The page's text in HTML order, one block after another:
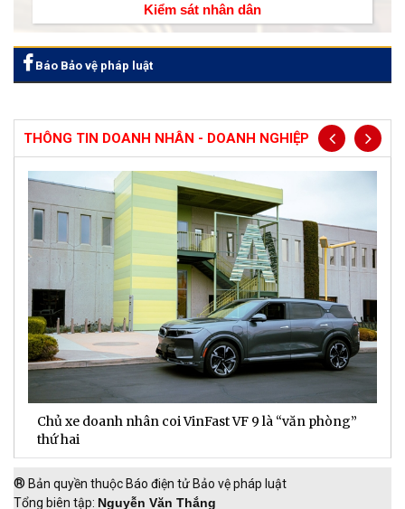
Kiểm sát nhân dân
Báo Bảo vệ pháp luật
THÔNG TIN DOANH NHÂN - DOANH NGHIỆP
Chủ xe doanh nhân coi VinFast VF 9 là “văn phòng”
thứ hai
® Bản quyền thuộc Báo điện tử Bảo vệ pháp luật
Tổng biên tập: Nguyễn Văn Thắng